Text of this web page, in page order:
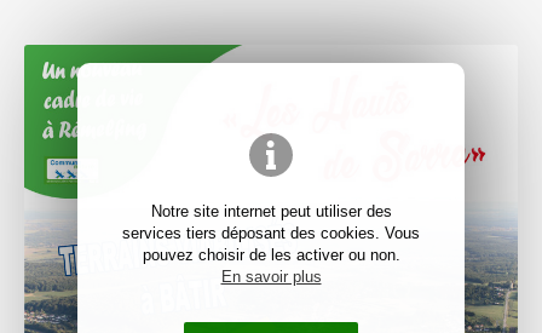
Notre site internet peut utiliser des
services tiers déposant des cookies. Vous
pouvez choisir de les activer ou non.
En savoir plus